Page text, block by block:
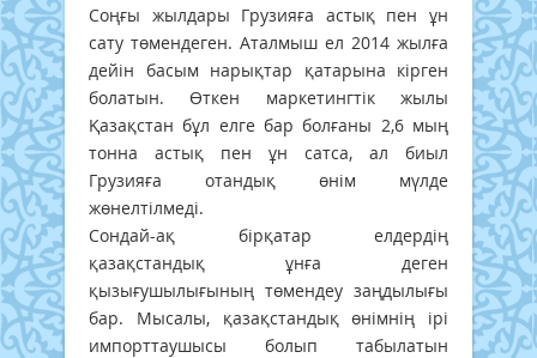
Соңғы жылдары Грузияға астық пен ұн
сату төмендеген. Аталмыш ел 2014 жылға
дейін басым нарықтар қатарына кірген
болатын. Өткен маркетингтік жылы
Қазақстан бұл елге бар болғаны 2,6 мың
тонна астық пен ұн сатса, ал биыл
Грузияға отандық өнім мүлде
жөнелтілмеді.
Сондай-ақ бірқатар елдердің
қазақстандық ұнға деген
қызығушылығының төмендеу заңдылығы
бар. Мысалы, қазақстандық өнімнің ірі
импорттаушысы болып табылатын